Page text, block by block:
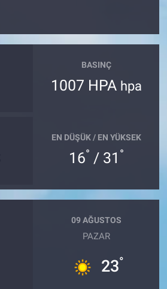
BASINÇ
1007 HPA hpa
EN DÜŞÜK / EN YÜKSEK
16° / 31 °
09 AĞUSTOS
PAZAR
23°